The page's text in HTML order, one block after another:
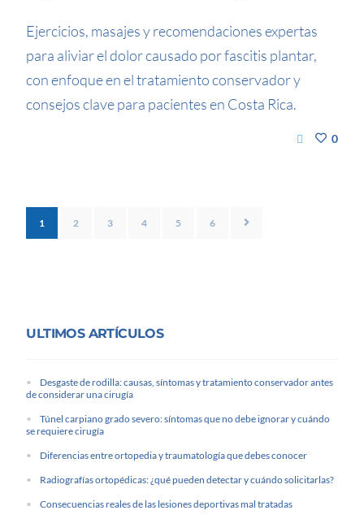
Ejercicios, masajes y recomendaciones expertas
para aliviar el dolor causado por fascitis plantar,
con enfoque en el tratamiento conservador y
consejos clave para pacientes en Costa Rica.
0
1 2 3 4 5 6
ULTIMOS ARTÍCULOS
Desgaste de rodilla: causas, síntomas y tratamiento conservador antes
de considerar una cirugía
Túnel carpiano grado severo: síntomas que no debe ignorar y cuándo
se requiere cirugía
Diferencias entre ortopedia y traumatología que debes conocer
Radiografías ortopédicas: ¿qué pueden detectar y cuándo solicitarlas?
Consecuencias reales de las lesiones deportivas mal tratadas